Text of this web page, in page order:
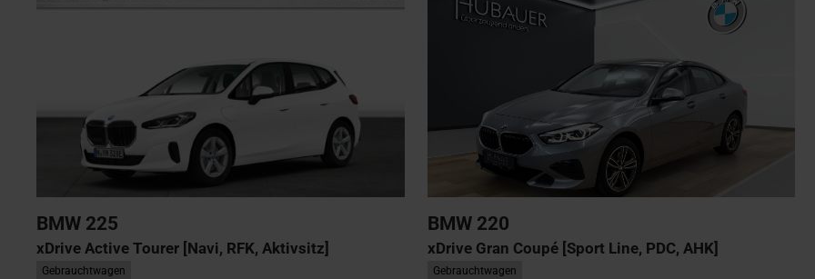
BMW 225
xDrive Active Tourer [Navi, RFK, Aktivsitz]
Gebrauchtwagen
BMW 220
xDrive Gran Coupé [Sport Line, PDC, AHK]
Gebrauchtwagen